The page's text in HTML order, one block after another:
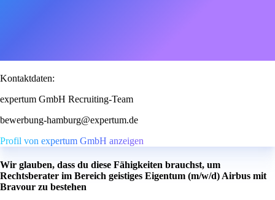
Kontaktdaten:
expertum GmbH Recruiting-Team
bewerbung-hamburg@expertum.de
Profil von expertum GmbH anzeigen
Wir glauben, dass du diese Fähigkeiten brauchst, um
Rechtsberater im Bereich geistiges Eigentum (m/w/d) Airbus mit
Bravour zu bestehen